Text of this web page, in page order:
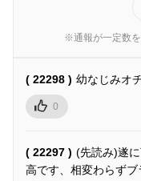
※通報が一定数
( 22298 ) 幼なじみオ
0
( 22297 ) (先読み)遂
高です、相変わらず